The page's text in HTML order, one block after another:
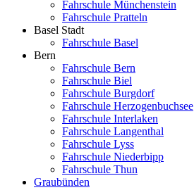
Fahrschule Münchenstein
Fahrschule Pratteln
Basel Stadt
Fahrschule Basel
Bern
Fahrschule Bern
Fahrschule Biel
Fahrschule Burgdorf
Fahrschule Herzogenbuchsee
Fahrschule Interlaken
Fahrschule Langenthal
Fahrschule Lyss
Fahrschule Niederbipp
Fahrschule Thun
Graubünden